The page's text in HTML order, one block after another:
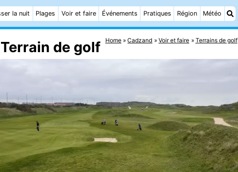
la nuit Plages Voir et faire Événements Pratiques Région Météo
Home Cadzand Voir et faire Terrains de golf
de golf